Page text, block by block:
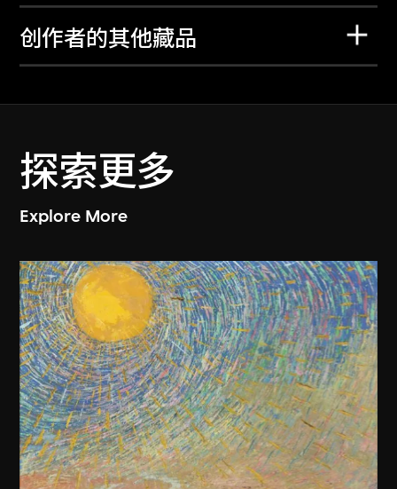
创作者的其他藏品
探索更多
Explore More